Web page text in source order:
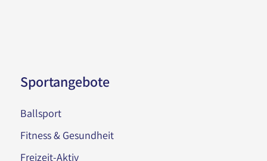
Sportangebote
Ballsport
Fitness & Gesundheit
Freizeit-Aktiv